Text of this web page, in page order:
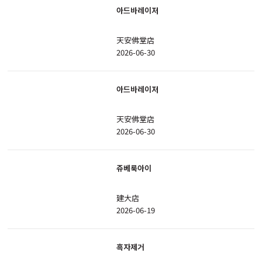
아드바레이저
天安佛堂店
2026-06-30
아드바레이저
天安佛堂店
2026-06-30
쥬베룩아이
建大店
2026-06-19
흑자제거